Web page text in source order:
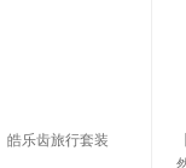
皓乐齿旅行套装